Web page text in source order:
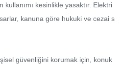
kullanımı kesinlikle yasaktır. Elektri
kanuna göre hukuki ve cezai s
güvenliğini korumak için, konuk